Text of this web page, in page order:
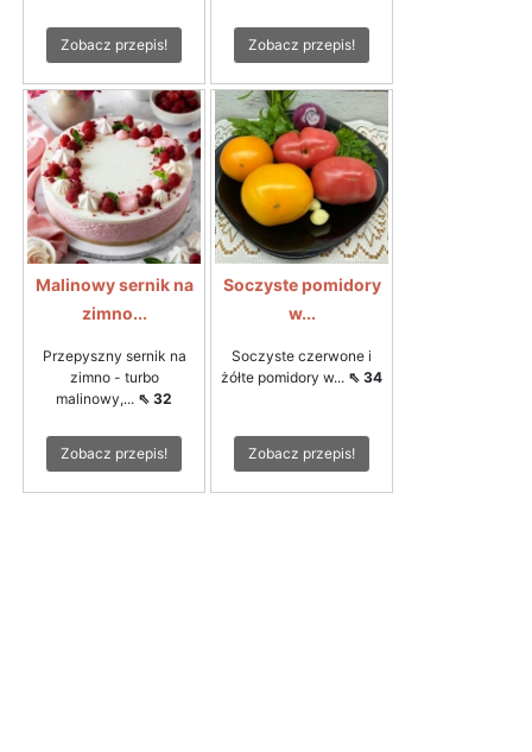
Zobacz przepis! Zobacz przepis!
Malinowy sernik na
zimno...
Przepyszny sernik na
zimno - turbo
malinowy,... ⇖ 32
Zobacz przepis!
Soczyste pomidory
w...
Soczyste czerwone i
żółte pomidory w... ⇖ 34
Zobacz przepis!